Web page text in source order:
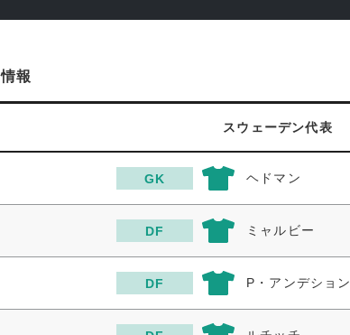
報
スウェーデン代表
GK ヘドマン
DF ミャルビー
DF P・アンデション